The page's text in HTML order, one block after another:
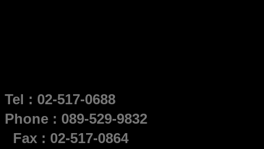
Tel : 02-517-0688
Phone : 089-529-9832
Fax : 02-517-0864